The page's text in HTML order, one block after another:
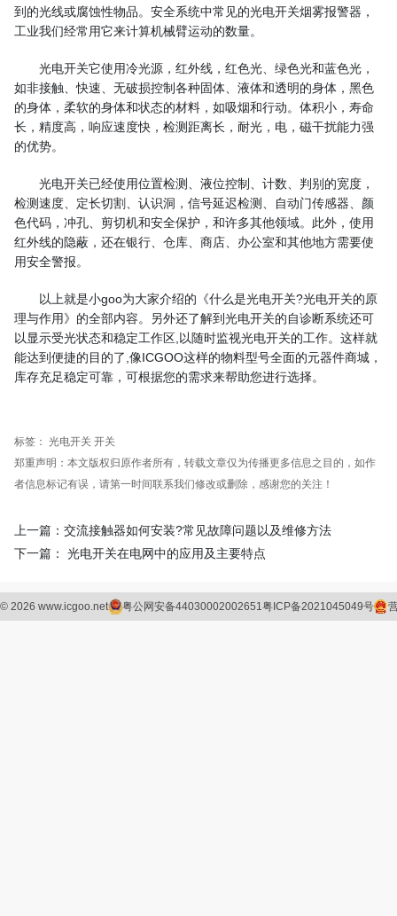
到的光线或腐蚀性物品。安全系统中常见的光电开关烟雾报警器，
工业我们经常用它来计算机械臂运动的数量。
光电开关它使用冷光源，红外线，红色光、绿色光和蓝色光，
如非接触、快速、无破损控制各种固体、液体和透明的身体，黑色
的身体，柔软的身体和状态的材料，如吸烟和行动。体积小，寿命
长，精度高，响应速度快，检测距离长，耐光，电，磁干扰能力强
的优势。
光电开关已经使用位置检测、液位控制、计数、判别的宽度，
检测速度、定长切割、认识洞，信号延迟检测、自动门传感器、颜
色代码，冲孔、剪切机和安全保护，和许多其他领域。此外，使用
红外线的隐蔽，还在银行、仓库、商店、办公室和其他地方需要使
用安全警报。
以上就是小goo为大家介绍的《什么是光电开关?光电开关的原
理与作用》的全部内容。另外还了解到光电开关的自诊断系统还可
以显示受光状态和稳定工作区,以随时监视光电开关的工作。这样就
能达到便捷的目的了,像ICGOO这样的物料型号全面的元器件商城，
库存充足稳定可靠，可根据您的需求来帮助您进行选择。
标签： 光电开关 开关
郑重声明：本文版权归原作者所有，转载文章仅为传播更多信息之目的，如作
者信息标记有误，请第一时间联系我们修改或删除，感谢您的关注！
上一篇：交流接触器如何安装?常见故障问题以及维修方法
下一篇： 光电开关在电网中的应用及主要特点
© 2026 www.icgoo.net 粤公网安备44030002002651粤ICP备2021045049号